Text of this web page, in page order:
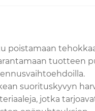
poistamaan
tuotteen
suorituskyvyn
jotka